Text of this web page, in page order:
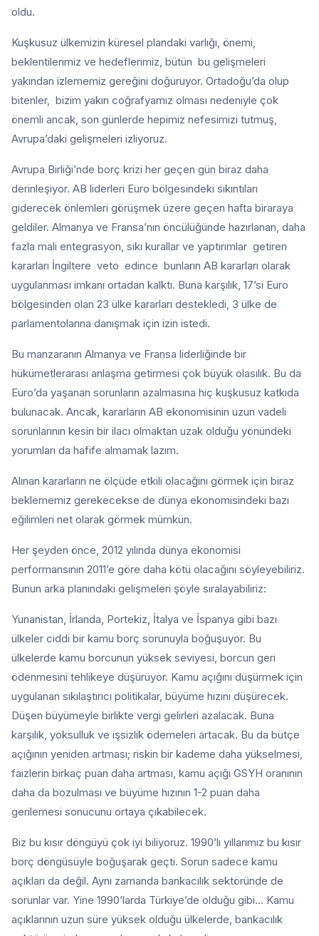
oldu.
Kuşkusuz ülkemizin küresel plandaki varlığı, önemi,
beklentilerimiz ve hedeflerimiz, bütün bu gelişmeleri
yakından izlememiz gereğini doğuruyor. Ortadoğu’da olup
bitenler, bizim yakın coğrafyamız olması nedeniyle çok
önemli ancak, son günlerde hepimiz nefesimizi tutmuş,
Avrupa’daki gelişmeleri izliyoruz.
Avrupa Birliği’nde borç krizi her geçen gün biraz daha
derinleşiyor. AB liderleri Euro bölgesindeki sıkıntıları
giderecek önlemleri görüşmek üzere geçen hafta biraraya
geldiler. Almanya ve Fransa’nın öncülüğünde hazırlanan, daha
fazla mali entegrasyon, sıkı kurallar ve yaptırımlar getiren
kararları İngiltere veto edince bunların AB kararları olarak
uygulanması imkanı ortadan kalktı. Buna karşılık, 17’si Euro
bölgesinden olan 23 ülke kararları destekledi, 3 ülke de
parlamentolarına danışmak için izin istedi.
Bu manzaranın Almanya ve Fransa liderliğinde bir
hükümetlerarası anlaşma getirmesi çok büyük olasılık. Bu da
Euro’da yaşanan sorunların azalmasına hiç kuşkusuz katkıda
bulunacak. Ancak, kararların AB ekonomisinin uzun vadeli
sorunlarının kesin bir ilacı olmaktan uzak olduğu yönündeki
yorumları da hafife almamak lazım.
Alınan kararların ne ölçüde etkili olacağını görmek için biraz
beklememiz gerekecekse de dünya ekonomisindeki bazı
eğilimleri net olarak görmek mümkün.
Her şeyden önce, 2012 yılında dünya ekonomisi
performansının 2011’e göre daha kötü olacağını söyleyebiliriz.
Bunun arka planındaki gelişmeleri şöyle sıralayabiliriz:
Yunanistan, İrlanda, Portekiz, İtalya ve İspanya gibi bazı
ülkeler ciddi bir kamu borç sorunuyla boğuşuyor. Bu
ülkelerde kamu borcunun yüksek seviyesi, borcun geri
ödenmesini tehlikeye düşürüyor. Kamu açığını düşürmek için
uygulanan sıkılaştırıcı politikalar, büyüme hızını düşürecek.
Düşen büyümeyle birlikte vergi gelirleri azalacak. Buna
karşılık, yoksulluk ve işsizlik ödemeleri artacak. Bu da bütçe
açığının yeniden artması; riskin bir kademe daha yükselmesi,
faizlerin birkaç puan daha artması, kamu açığı GSYH oranının
daha da bozulması ve büyüme hızının 1-2 puan daha
gerilemesi sonucunu ortaya çıkabilecek.
Biz bu kısır döngüyü çok iyi biliyoruz. 1990’lı yıllarımız bu kısır
borç döngüsüyle boğuşarak geçti. Sorun sadece kamu
açıkları da değil. Aynı zamanda bankacılık sektöründe de
sorunlar var. Yine 1990’larda Türkiye’de olduğu gibi… Kamu
açıklarının uzun süre yüksek olduğu ülkelerde, bankacılık